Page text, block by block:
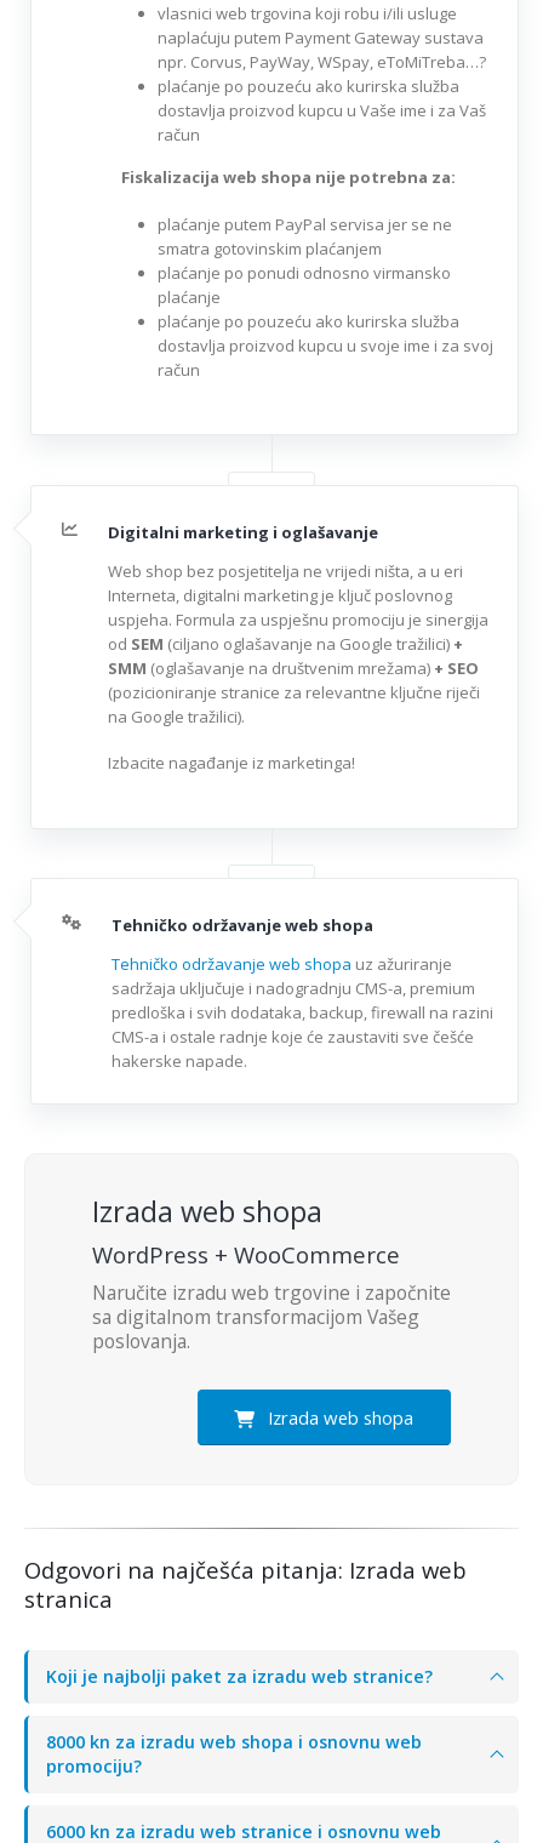
vlasnici web trgovina koji robu i/ili usluge
naplaćuju putem Payment Gateway sustava
npr. Corvus, PayWay, WSpay, eToMiTreba…?
plaćanje po pouzeću ako kurirska služba
dostavlja proizvod kupcu u Vaše ime i za Vaš
račun
Fiskalizacija web shopa nije potrebna za:
plaćanje putem PayPal servisa jer se ne
smatra gotovinskim plaćanjem
plaćanje po ponudi odnosno virmansko
plaćanje
plaćanje po pouzeću ako kurirska služba
dostavlja proizvod kupcu u svoje ime i za svoj
račun
Digitalni marketing i oglašavanje
Web shop bez posjetitelja ne vrijedi ništa, a u eri
Interneta, digitalni marketing je ključ poslovnog
uspjeha. Formula za uspješnu promociju je sinergija
od SEM (ciljano oglašavanje na Google tražilici) +
SMM (oglašavanje na društvenim mrežama) + SEO
(pozicioniranje stranice za relevantne ključne riječi
na Google tražilici).
Izbacite nagađanje iz marketinga!
Tehničko održavanje web shopa
Tehničko održavanje web shopa uz ažuriranje
sadržaja uključuje i nadogradnju CMS-a, premium
predloška i svih dodataka, backup, firewall na razini
CMS-a i ostale radnje koje će zaustaviti sve češće
hakerske napade.
Izrada web shopa
WordPress + WooCommerce
Naručite izradu web trgovine i započnite
sa digitalnom transformacijom Vašeg
poslovanja.
Izrada web shopa
Odgovori na najčešća pitanja: Izrada web
stranica
Koji je najbolji paket za izradu web stranice?
8000 kn za izradu web shopa i osnovnu web
promociju?
6000 kn za izradu web stranice i osnovnu web